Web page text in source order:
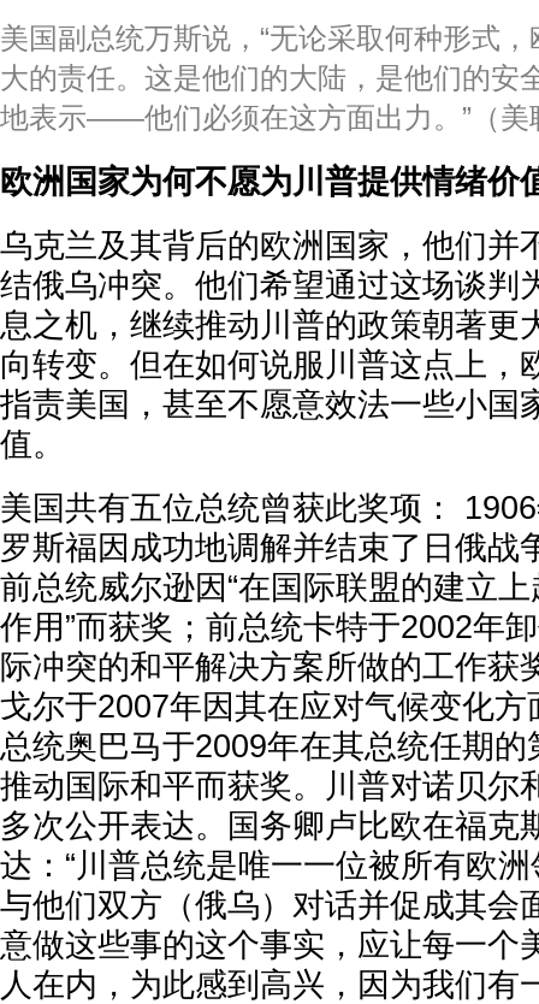
美国副总统万斯说，“无论采取何种形式
大的责任。这是他们的大陆，是他们的安
地表示——他们必须在这方面出力。”（美
欧洲国家为何不愿为川普提供情绪价
乌克兰及其背后的欧洲国家，他们并
结俄乌冲突。他们希望通过这场谈判
息之机，继续推动川普的政策朝著更
向转变。但在如何说服川普这点上，
指责美国，甚至不愿意效法一些小国
值。
美国共有五位总统曾获此奖项：
罗斯福因成功地调解并结束了日俄战
前总统威尔逊因“在国际联盟的建立
作用”而获奖；前总统卡特于2002年
际冲突的和平解决方案所做的工作获
戈尔于2007年因其在应对气候变化
总统奥巴马于2009年在其总统任期
推动国际和平而获奖。川普对诺贝尔
多次公开表达。国务卿卢比欧在福克
达：“川普总统是唯一一位被所有欧
与他们双方（俄乌）对话并促成其会
意做这些事的这个事实，应让每一个
人在内，为此感到高兴，因为我们有